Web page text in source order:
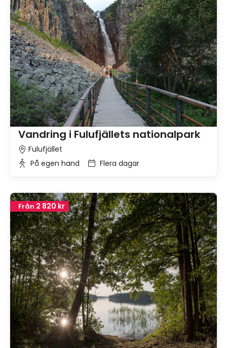
Vandring i Fulufjällets nationalpark
Fulufjället
På egen hand
Flera dagar
Från 2 820 kr